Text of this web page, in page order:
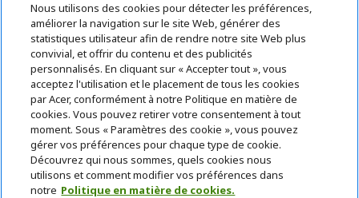
Quantité :
Aller au produit
Ajouter au panier
Comparer
Nous utilisons des cookies pour détecter les préférences,
améliorer la navigation sur le site Web, générer des
statistiques utilisateur afin de rendre notre site Web plus
convivial, et offrir du contenu et des publicités
personnalisés. En cliquant sur « Accepter tout », vous
acceptez l'utilisation et le placement de tous les cookies
par Acer, conformément à notre Politique en matière de
cookies. Vous pouvez retirer votre consentement à tout
moment. Sous « Paramètres des cookie », vous pouvez
gérer vos préférences pour chaque type de cookie.
Découvrez qui nous sommes, quels cookies nous
utilisons et comment modifier vos préférences dans
notre Politique en matière de cookies.